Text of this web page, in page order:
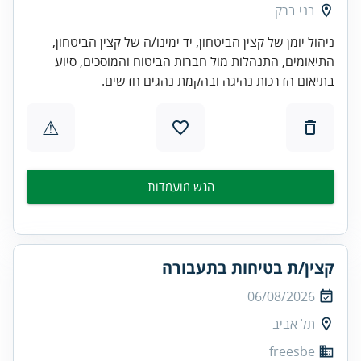
בני ברק
ניהול יומן של קצין הביטחון, יד ימינו/ה של קצין הביטחון,
התיאומים, התנהלות מול חברות הביטוח והמוסכים, סיוע
בתיאום הדרכות נהיגה ובהקמת נהגים חדשים.
⚠
הגש מועמדות
קצין/ת בטיחות בתעבורה
06/08/2026
תל אביב
freesbe